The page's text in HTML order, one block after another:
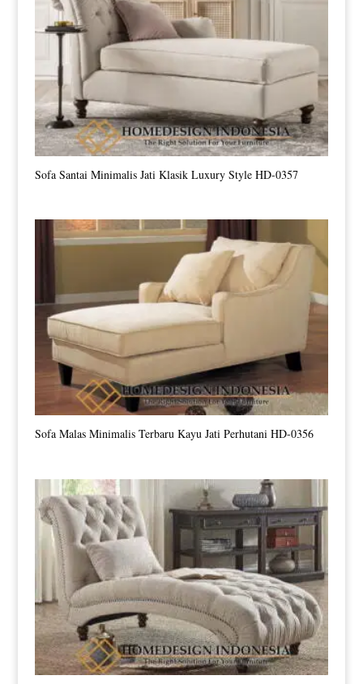
Sofa Santai Minimalis Jati Klasik Luxury Style HD-0357
Sofa Malas Minimalis Terbaru Kayu Jati Perhutani HD-0356